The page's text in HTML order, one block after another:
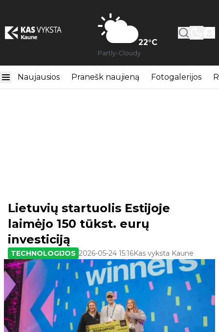
22°C
Partly-Cloudy
Naujausios Pranešk naujieną Fotogalerijos
Lietuvių startuolis Estijoje
laimėjo 150 tūkst. eurų
investiciją
TECHNOLOGIJOS 2026-05-24 15:16Kas vyksta Kaune